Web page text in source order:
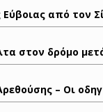
από τον
στον δρόμο
– Οι